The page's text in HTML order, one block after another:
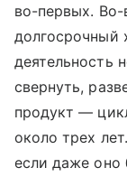
во-первых.
долгосрочный
деятельность
свернуть,
продукт —
около трех
если даже оно